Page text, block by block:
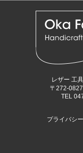
レザー 工
〒272-
TEL
プライバシ